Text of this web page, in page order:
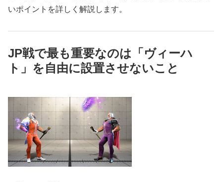
いポイントを詳しく解説します。
JP戦で最も重要なのは「ヴィーハ
ト」を自由に設置させないこと